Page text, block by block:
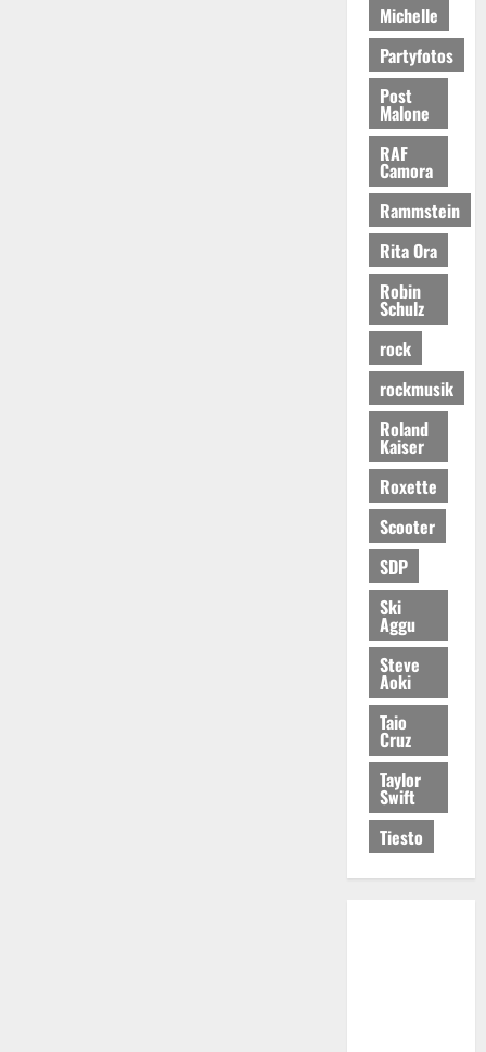
Michelle
Partyfotos
Post
Malone
RAF
Camora
Rammstein
Rita Ora
Robin
Schulz
rock
rockmusik
Roland
Kaiser
Roxette
Scooter
SDP
Ski
Aggu
Steve
Aoki
Taio
Cruz
Taylor
Swift
Tiesto